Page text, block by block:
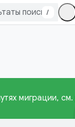
/
миграции, см.